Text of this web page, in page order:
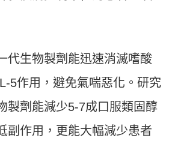
代生物製劑能迅速消滅嗜酸
5作用，避免氣喘惡化。研究
製劑能減少5-7成口服類固醇
副作用，更能大幅減少患者